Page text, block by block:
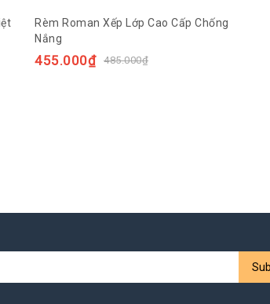
Rèm Roman Xếp Lớp Cao Cấp Chống
Nắng
485.000₫
455.000₫